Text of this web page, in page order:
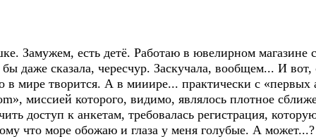
Замужем, есть детё. Работаю в ювелирном
даже сказала, чересчур. Заскучала, вообщем... И
в мире творится. А в мииире... практически с «первых
миссией которого, видимо, являлось плотное
доступ к анкетам, требовалась регистрация,
что море обожаю и глаза у меня голубые. А